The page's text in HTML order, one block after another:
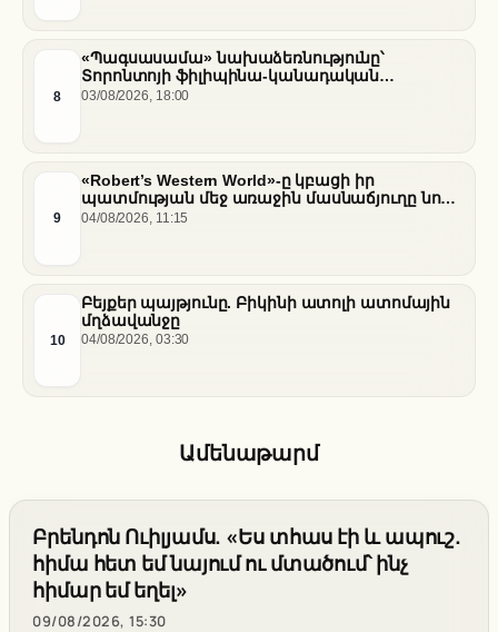
8
«Պագսասամա» նախաձեռնությունը՝
Տորոնտոյի ֆիլիպինա-կանադական
արվեստագետների համար
03/08/2026, 18:00
9
«Robert’s Western World»-ը կբացի իր
պատմության մեջ առաջին մասնաճյուղը նոր
«Nissan Stadium» մարզադաշտում
04/08/2026, 11:15
10
Բեյքեր պայթյունը. Բիկինի ատոլի ատոմային
մղձավանջը
04/08/2026, 03:30
Ամենաթարմ
Բրենդոն Ուիլյամս. «Ես տհաս էի և ապուշ.
հիմա հետ եմ նայում ու մտածում՝ ինչ
հիմար եմ եղել»
09/08/2026, 15:30